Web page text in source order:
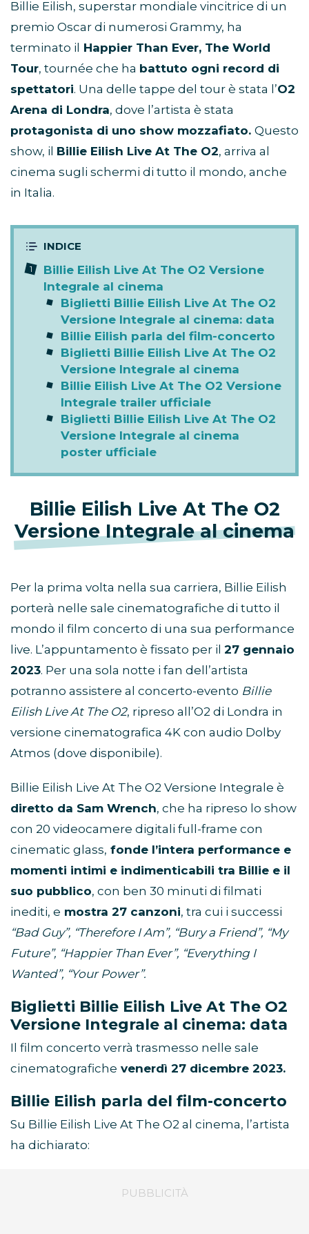
Billie Eilish, superstar mondiale vincitrice di un
premio Oscar di numerosi Grammy, ha
terminato il Happier Than Ever, The World
Tour, tournée che ha battuto ogni record di
spettatori. Una delle tappe del tour è stata l’O2
Arena di Londra, dove l’artista è stata
protagonista di uno show mozzafiato. Questo
show, il Billie Eilish Live At The O2, arriva al
cinema sugli schermi di tutto il mondo, anche
in Italia.
Billie Eilish Live At The O2 Versione
Integrale al cinema
Biglietti Billie Eilish Live At The O2
Versione Integrale al cinema: data
Billie Eilish parla del film-concerto
Biglietti Billie Eilish Live At The O2
Versione Integrale al cinema
Billie Eilish Live At The O2 Versione
Integrale trailer ufficiale
Biglietti Billie Eilish Live At The O2
Versione Integrale al cinema
poster ufficiale
Billie Eilish Live At The O2
Versione Integrale al cinema
Per la prima volta nella sua carriera, Billie Eilish
porterà nelle sale cinematografiche di tutto il
mondo il film concerto di una sua performance
live. L’appuntamento è fissato per il 27 gennaio
2023. Per una sola notte i fan dell’artista
potranno assistere al concerto-evento Billie
Eilish Live At The O2, ripreso all’O2 di Londra in
versione cinematografica 4K con audio Dolby
Atmos (dove disponibile).
Billie Eilish Live At The O2 Versione Integrale è
diretto da Sam Wrench, che ha ripreso lo show
con 20 videocamere digitali full-frame con
cinematic glass, fonde l’intera performance e
momenti intimi e indimenticabili tra Billie e il
suo pubblico, con ben 30 minuti di filmati
inediti, e mostra 27 canzoni, tra cui i successi
“Bad Guy”, “Therefore I Am”, “Bury a Friend”, “My
Future”, “Happier Than Ever”, “Everything I
Wanted”, “Your Power”.
Biglietti Billie Eilish Live At The O2
Versione Integrale al cinema: data
Il film concerto verrà trasmesso nelle sale
cinematografiche venerdì 27 dicembre 2023.
Billie Eilish parla del film-concerto
Su Billie Eilish Live At The O2 al cinema, l’artista
ha dichiarato: